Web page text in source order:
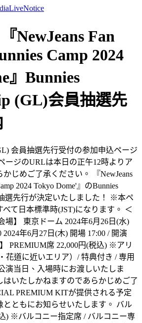
LiveNotice
NewJeans Fan
Camp 2024
』Bunnies
(GL)会員抽選先
会員抽選先行受付の参加申込ページ
ージのURLは本日の正午12時よりア
じめご了承ください。 『NewJeans
2024 Tokyo Dome'』のBunnies
選先行が決定いたしました！ ※本ペ
て日本標準時(JST)になります。 ＜
場】 東京ドーム 2024年6月26日(水)
2024年6月27日(木) 開場 17:00 / 開演
PREMIUM席 22,000円(税込) ※アリ
花道に近いエリア）/ 特典付き / 専用
演当日、入場時にお渡しいたしま
はいたしかねますのであらかじめご了
PREMIUM KITが提供される予定
とともにお知らせいたします。 バル
) ※バルコニー指定席 / バルコニー専